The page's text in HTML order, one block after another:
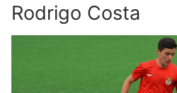
Rodrigo Costa